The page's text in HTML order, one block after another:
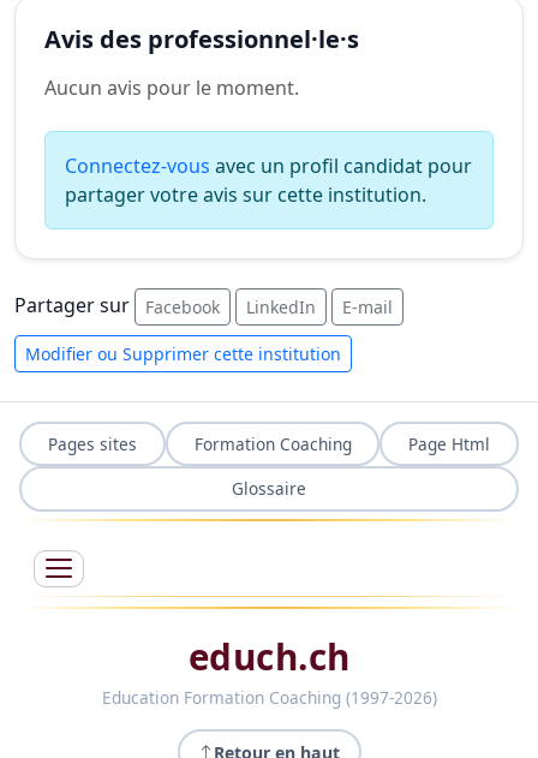
Avis des professionnel·le·s
Aucun avis pour le moment.
Connectez-vous avec un profil candidat pour
partager votre avis sur cette institution.
Partager sur Facebook LinkedIn E-mail
Modifier ou Supprimer cette institution
Pages sites Formation Coaching
Page Html
Glossaire
educh.ch
Education Formation Coaching (1997-2026)
Retour en haut